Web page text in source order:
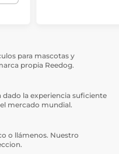
para mascotas y
propia Reedog.
dado la experiencia suficiente
mercado mundial.
o llámenos. Nuestro